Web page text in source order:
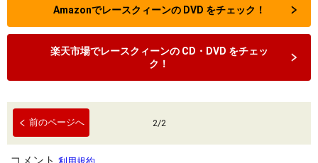
Amazonでレースクィーンの DVD をチェック！
楽天市場でレースクィーンの CD・DVD をチェッ
ク！
前のページへ 2/2